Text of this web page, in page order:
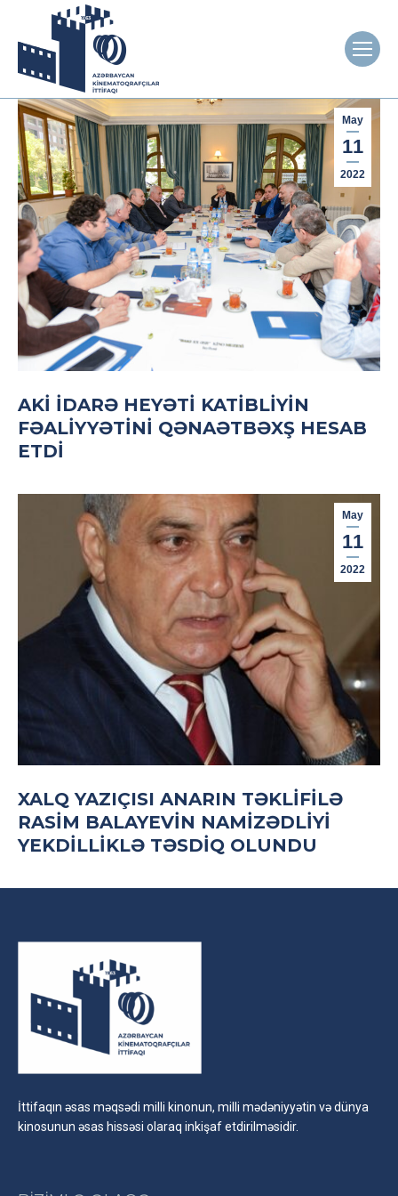
May
11
2022
AKİ İDARƏ HEYƏTI KATIBLIYIN
FƏALIYYƏTINI QƏNAƏTBƏXŞ HESAB
ETDI
May
11
2022
XALQ YAZIÇISI ANARIN TƏKLIFILƏ
RASIM BALAYEVIN NAMIZƏDLIYI
YEKDILLIKLƏ TƏSDIQ OLUNDU
İttifaqın əsas məqsədi milli kinonun, milli mədəniyyətin və dünya
kinosunun əsas hissəsi olaraq inkişaf etdirilməsidir.